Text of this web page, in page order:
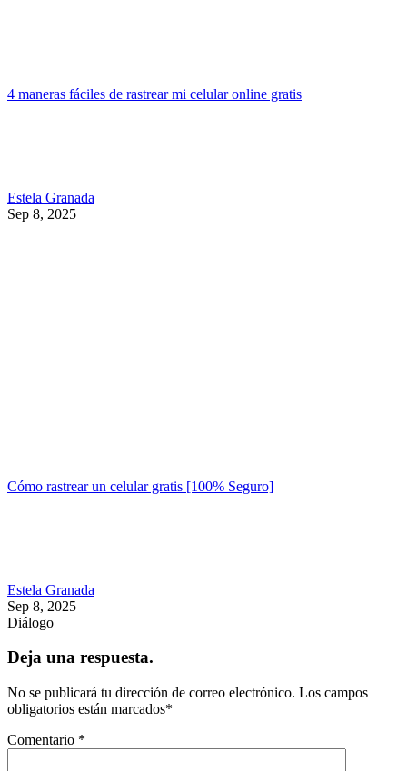
4 maneras fáciles de rastrear mi celular online gratis
Estela Granada
Sep 8, 2025
Cómo rastrear un celular gratis [100% Seguro]
Estela Granada
Sep 8, 2025
Diálogo
Deja una respuesta.
No se publicará tu dirección de correo electrónico. Los campos
obligatorios están marcados*
Comentario *